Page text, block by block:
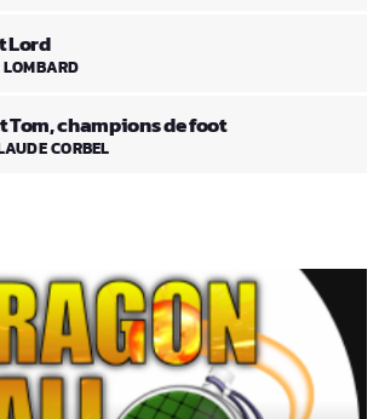
Tom, champions de foot
CORBEL
Lord